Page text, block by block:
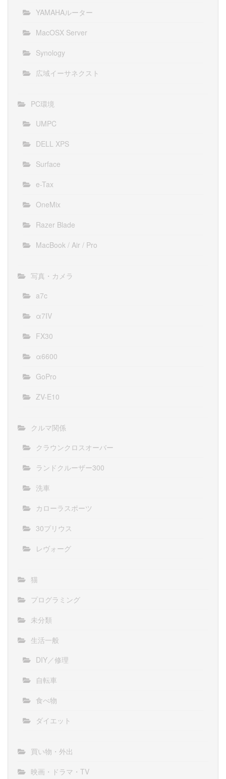
YAMAHAルーター
MacOSX Server
Synology
広域イーサネクスト
PC環境
UMPC
DELL XPS
Surface
e-Tax
OneMix
Razer Blade
MacBook / Air / Pro
写真・カメラ
a7c
α7IV
FX30
α6600
GoPro
ZV-E10
クルマ関係
クラウンクロスオーバー
ランドクルーザー300
洗車
カローラスポーツ
30プリウス
レヴォーグ
猫
プログラミング
未分類
生活一般
DIY／修理
自転車
食べ物
ダイエット
買い物・外出
映画・ドラマ・TV